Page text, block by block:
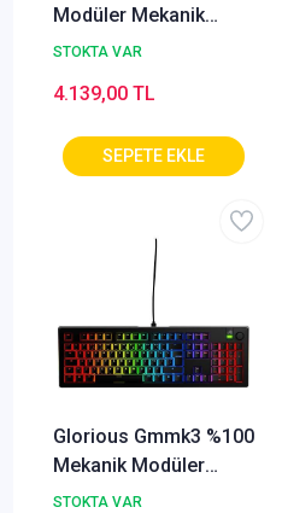
Modüler Mekanik
Klavye %96
STOKTA VAR
4.139,00 TL
Glorious Gmmk3 %100
Mekanik Modüler
Türkçe Siyah Oyuncu
STOKTA VAR